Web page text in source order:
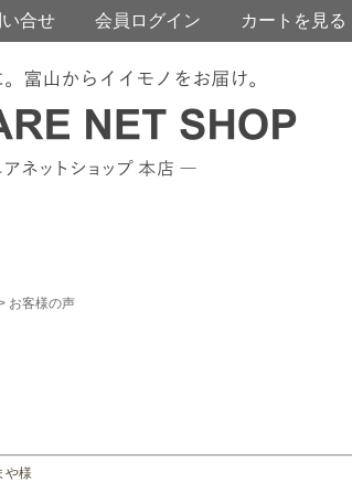
合せ 会員ログイン カートを見る
お客様の声
や様